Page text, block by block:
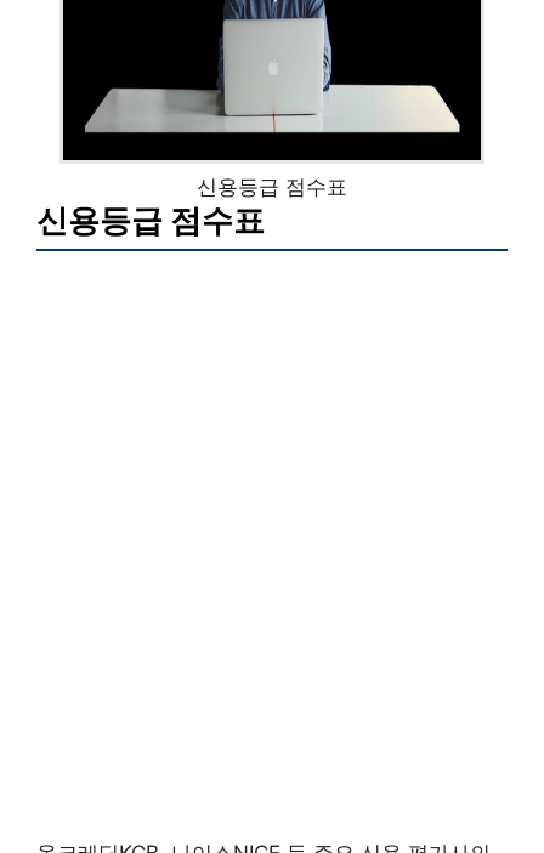
신용등급 점수표
신용등급 점수표